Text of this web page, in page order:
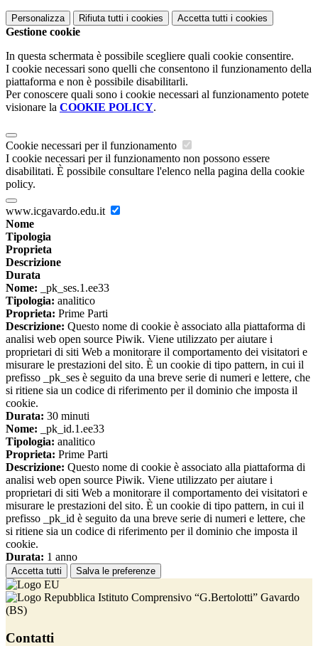
Personalizza Rifiuta tutti i cookies Accetta tutti i cookies
Gestione cookie
In questa schermata è possibile scegliere quali cookie consentire.
I cookie necessari sono quelli che consentono il funzionamento della
piattaforma e non è possibile disabilitarli.
Per conoscere quali sono i cookie necessari al funzionamento potete
visionare la COOKIE POLICY.
Cookie necessari per il funzionamento
I cookie necessari per il funzionamento non possono essere
disabilitati. È possibile consultare l'elenco nella pagina della cookie
policy.
www.icgavardo.edu.it
Nome
Tipologia
Proprieta
Descrizione
Durata
Nome: _pk_ses.1.ee33
Tipologia: analitico
Proprieta: Prime Parti
Descrizione: Questo nome di cookie è associato alla piattaforma di
analisi web open source Piwik. Viene utilizzato per aiutare i
proprietari di siti Web a monitorare il comportamento dei visitatori e
misurare le prestazioni del sito. È un cookie di tipo pattern, in cui il
prefisso _pk_ses è seguito da una breve serie di numeri e lettere, che
si ritiene sia un codice di riferimento per il dominio che imposta il
cookie.
Durata: 30 minuti
Nome: _pk_id.1.ee33
Tipologia: analitico
Proprieta: Prime Parti
Descrizione: Questo nome di cookie è associato alla piattaforma di
analisi web open source Piwik. Viene utilizzato per aiutare i
proprietari di siti Web a monitorare il comportamento dei visitatori e
misurare le prestazioni del sito. È un cookie di tipo pattern, in cui il
prefisso _pk_id è seguito da una breve serie di numeri e lettere, che
si ritiene sia un codice di riferimento per il dominio che imposta il
cookie.
Durata: 1 anno
Accetta tutti Salva le preferenze
Istituto Comprensivo “G.Bertolotti” Gavardo
(BS)
Contatti